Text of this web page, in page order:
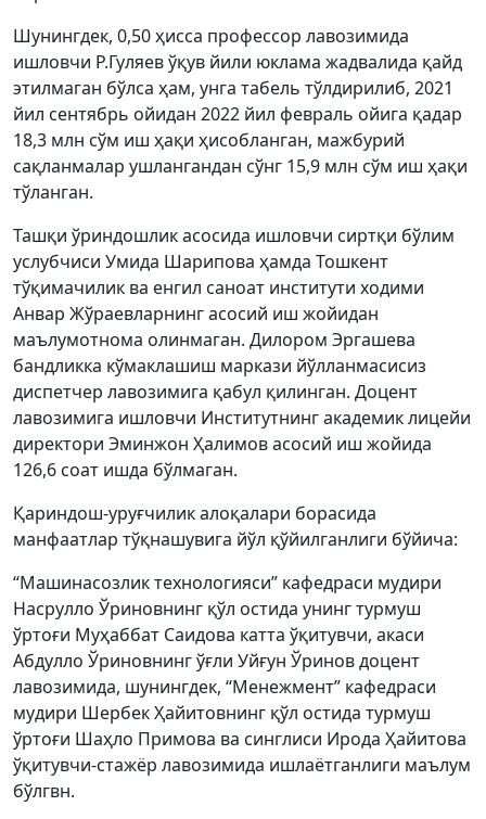
Шунингдек, 0,50 ҳисса профессор лавозимида
ишловчи Р.Гуляев ўқув йили юклама жадвалида қайд
этилмаган бўлса ҳам, унга табель тўлдирилиб, 2021
йил сентябрь ойидан 2022 йил февраль ойига қадар
18,3 млн сўм иш ҳақи ҳисобланган, мажбурий
сақланмалар ушлангандан сўнг 15,9 млн сўм иш ҳақи
тўланган.
Ташқи ўриндошлик асосида ишловчи сиртқи бўлим
услубчиси Умида Шарипова ҳамда Тошкент
тўқимачилик ва енгил саноат институти ходими
Анвар Жўраевларнинг асосий иш жойидан
маълумотнома олинмаган. Дилором Эргашева
бандликка кўмаклашиш маркази йўлланмасисиз
диспетчер лавозимига қабул қилинган. Доцент
лавозимига ишловчи Институтнинг академик лицейи
директори Эминжон Ҳалимов асосий иш жойида
126,6 соат ишда бўлмаган.
Қариндош-уруғчилик алоқалари борасида
манфаатлар тўқнашувига йўл қўйилганлиги бўйича:
“Машинасозлик технологияси” кафедраси мудири
Насрулло Ўриновнинг қўл остида унинг турмуш
ўртоғи Муҳаббат Саидова катта ўқитувчи, акаси
Абдулло Ўриновнинг ўғли Уйғун Ўринов доцент
лавозимида, шунингдек, “Менежмент” кафедраси
мудири Шербек Ҳайитовнинг қўл остида турмуш
ўртоғи Шаҳло Примова ва синглиси Ирода Ҳайитова
ўқитувчи-стажёр лавозимида ишлаётганлиги маълум
бўлгвн.